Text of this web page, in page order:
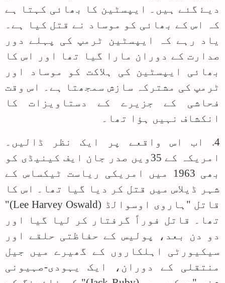
دیۓ گئے ہیں۔ ایپسٹین کا بھائی کہتا ہے
کہ اس کے بھائی کو موساد نے قتل کیا ہے۔
یاد رہے کہ ایپسٹین ٹرمپ کی پہلے دور
صدارت کے دوران مارا گیا تھا اور اس کا
بھائی ایپسٹین کی ہلاکت کو موساد اور
ٹرمپ کی مشترکہ سازش سمجھتا ہے۔ اس وقت
فحاشی کے جزیرے کے دستاویزات کا
انکشاف نہیں ہؤا تھا۔
4. اب اس واقعے پر ایک نظر ڈالیں۔
امریکہ کے 35ویں صدر جان ایف کینیڈی کو
بھی 1963 میں امریکی ریاست ٹیکساس کے
شہر ڈیلاس میں قتل کر دیا گیا تھا۔ اس کا
قاتل "ہاروی اوسوالڈ (Lee Harvey Oswald
)"
تھا۔ قاتل فوراً گرفتار کر لیا گیا اور
دو دن بعد، پولیس کے حفاظتی حلقے اور
سیکیورٹی اہلکاروں کے گھیرے میں جیل
منتقلی کے دوران، ایک یہودی-صہیونی